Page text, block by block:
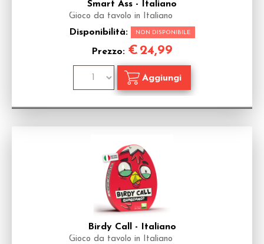
Smart Ass - Italiano
Gioco da tavolo in Italiano
Disponibilità: NON DISPONIBILE
Prezzo: € 24,99
Birdy Call - Italiano
Gioco da tavolo in Italiano